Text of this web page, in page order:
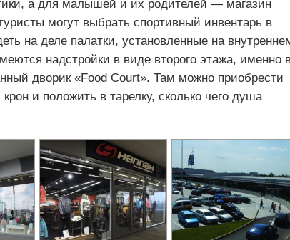
а для малышей и их родителей — магазин
могут выбрать спортивный инвентарь в
на деле палатки, установленные на
надстройки в виде второго этажа, именно
дворик «Food Court». Там можно приобрести
и положить в тарелку, сколько чего душа